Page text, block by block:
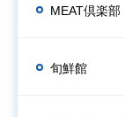
MEAT倶楽部
旬鮮館